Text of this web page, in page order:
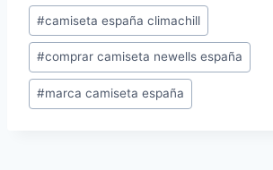
Etiquetas
de
la
entrada:
#camiseta españa climachill
#comprar camiseta newells españa
#marca camiseta españa